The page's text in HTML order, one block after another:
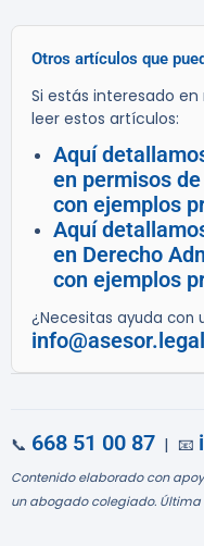
Otros artículos que
Si estás interesado
leer estos artículos:
Aquí
en permisos
con ejemplos
Aquí
en Derecho
con ejemplos
¿Necesitas ayuda con
info@asesor.legal
📞 668 51 00 87 | 📧
Contenido elaborado con
un abogado colegiado. Última